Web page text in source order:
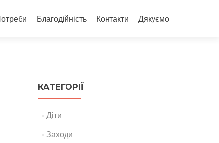
Благодійність Контакти Дякуємо
КАТЕГОРІЇ
Діти
Заходи